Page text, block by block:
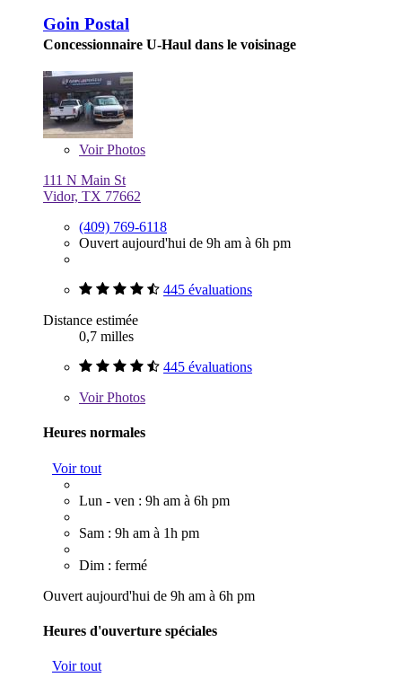
Goin Postal
Concessionnaire U-Haul dans le voisinage
VoirPhotos
111 N Main St
Vidor, TX 77662
(409) 769-6118
Ouvert aujourd'hui de 9h am à 6h pm
445 évaluations
Distance estimée
0,7 milles
445 évaluations
VoirPhotos
Heures normales
Voir tout
Lun - ven : 9h am à 6h pm
Sam : 9h am à 1h pm
Dim : fermé
Ouvert aujourd'hui de 9h am à 6h pm
Heures d'ouverture spéciales
Voir tout